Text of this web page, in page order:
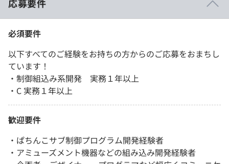
応募要件
必須要件
以下すべてのご経験をお持ちの方からのご応募をおまちし
ています！
・制御組込み系開発 実務１年以上
・C 実務１年以上
歓迎要件
・ぱちんこサブ制御プログラム開発経験者
・アミューズメント機器などの組み込み開発経験者